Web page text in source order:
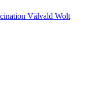
Välvald Wolt